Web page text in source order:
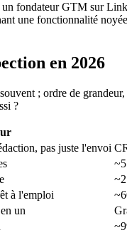
fondateur GTM sur
une fonctionnalité
en 2026
; ordre de
?
pas juste l'envoi
à l'emploi
un